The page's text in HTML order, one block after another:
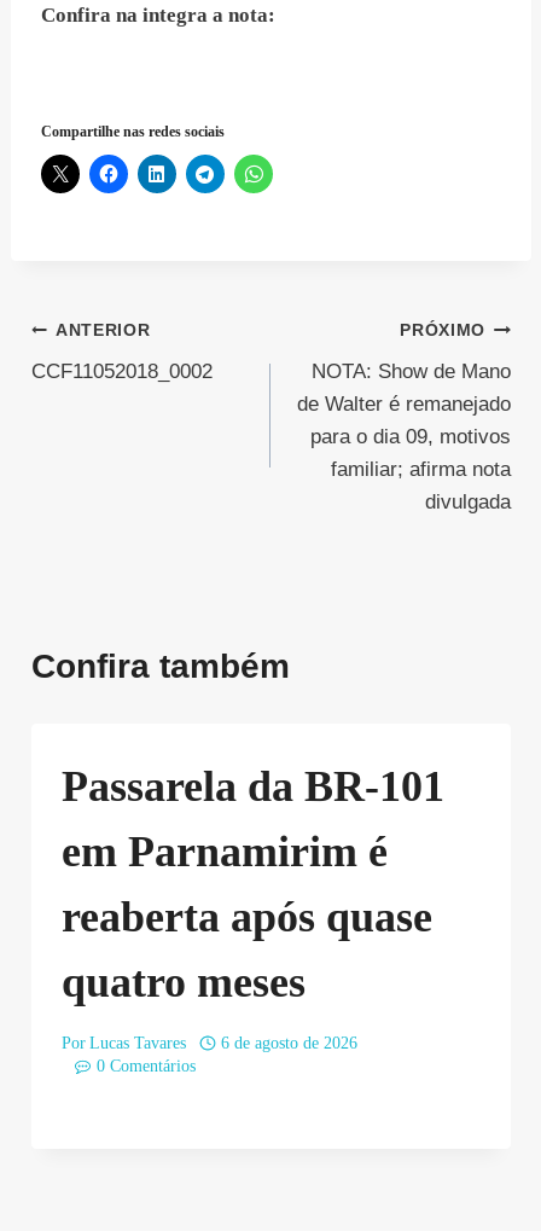
Confira na integra a nota:
Compartilhe nas redes sociais
Navegação
de
ANTERIOR
CCF11052018_0002
PRÓXIMO
NOTA: Show de Mano
de Walter é remanejado
para o dia 09, motivos
familiar; afirma nota
divulgada
Confira também
Passarela da BR-101
em Parnamirim é
reaberta após quase
quatro meses
Por Lucas Tavares
6 de agosto de 2026
0 Comentários